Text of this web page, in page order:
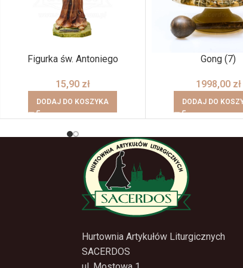
Figurka św. Antoniego
15,90 zł
DODAJ DO KOSZYKA
Gong (7)
1998,00 zł
DODAJ DO
Hurtownia Artykułów Liturgicznych
SACERDOS